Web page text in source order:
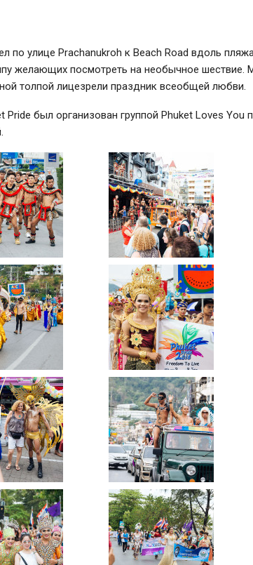
по улице Prachanukroh к Beach Road вдоль
желающих посмотреть на необычное шествие.
толпой лицезрели праздник всеобщей любви.
Pride был организован группой Phuket Loves You